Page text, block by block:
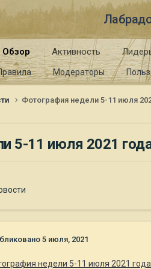
Обзор
Модераторы
Активность
Фотография недели 5-11 июля
5-11 июля 2021
5 июля, 2021
недели 5-11 июля 2021 года